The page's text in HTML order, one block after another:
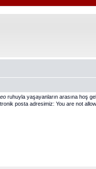
ruhuyla yaşayanların arasına hoş
posta adresimiz: You are not